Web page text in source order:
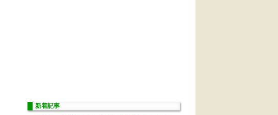
新着記事